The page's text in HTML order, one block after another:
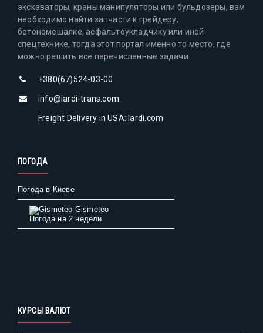
экскаваторы, краны манипуляторы или бульдозеры, вам
необходимо найти запчасти к грейдеру,
бетономешалке, асфальтоукладчику или иной
спецтехнике, тогда этот портал именно то место, где
можно решить все перечисленные задачи.
+380(67)524-03-00
info@lardi-trans.com
Freight Delivery in USA: lardi.com
ПОГОДА
Погода в Киеве
Gismeteo
Погода на 2 недели
КУРСЫ ВАЛЮТ